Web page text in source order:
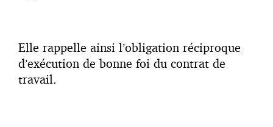
Elle rappelle ainsi l’obligation réciproque
d’exécution de bonne foi du contrat de
travail.